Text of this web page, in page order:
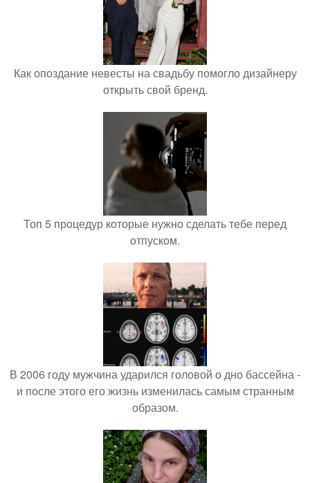
Как опоздание невесты на свадьбу помогло дизайнеру
открыть свой бренд.
Топ 5 процедур которые нужно сделать тебе перед
отпуском.
В 2006 году мужчина ударился головой о дно бассейна -
и после этого его жизнь изменилась самым странным
образом.